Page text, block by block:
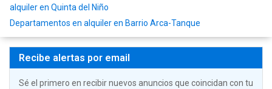
alquiler en Quinta del Niño
Departamentos en alquiler en Barrio Arca-Tanque
Recibe alertas por email
Sé el primero en recibir nuevos anuncios que coincidan con tu